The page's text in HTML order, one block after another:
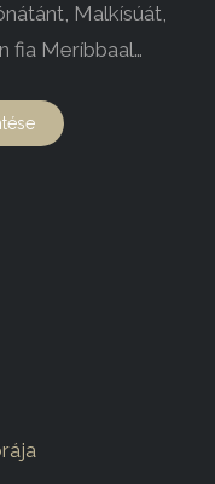
Malkísúát,
fia Meríbbaal…